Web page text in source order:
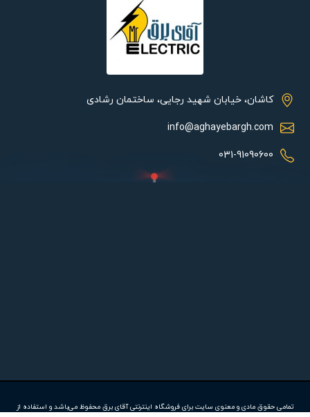
کاشان، خیابان شهید رجایی، ساختمان رشادی
info@aghayebargh.com
031-91090600
تمامی حقوق مادی و معنوی سایت برای فروشگاه اینترنتی آقای برق محفوظ می‌باشد و استفاده از